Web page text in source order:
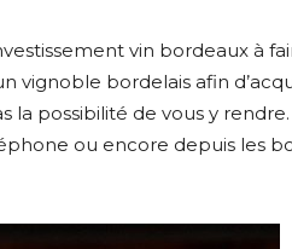
vin bordeaux à
vignoble bordelais afin
la possibilité de vous y
ou encore depuis les